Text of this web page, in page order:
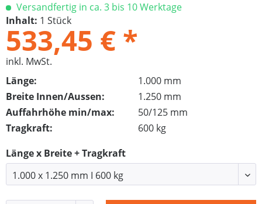
Versandfertig in ca. 3 bis 10 Werktage
Inhalt: 1 Stück
533,45 € *
inkl. MwSt.
Länge:
1.000 mm
Breite Innen/Aussen:
1.250 mm
Auffahrhöhe min/max:
50/125 mm
Tragkraft:
600 kg
Länge x Breite + Tragkraft